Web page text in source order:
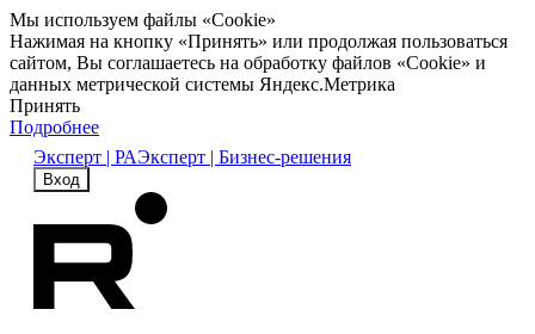
Мы используем файлы «Cookie»
Нажимая на кнопку «Принять» или продолжая пользоваться
сайтом, Вы соглашаетесь на обработку файлов «Cookie» и
данных метрической системы Яндекс.Метрика
Принять
Подробнее
Эксперт | РАЭксперт | Бизнес-решения
Вход